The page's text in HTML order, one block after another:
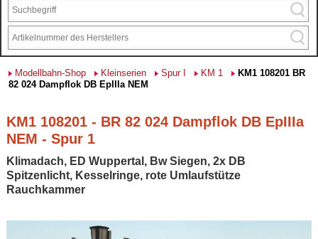
Modellbahn-Shop Kleinserien Spur I KM 1
KM1 108201 BR
82 024 Dampflok DB EpIIIa NEM
KM1 108201 - BR 82 024 Dampflok DB EpIIIa
NEM - Spur 1
Klimadach, ED Wuppertal, Bw Siegen, 2x DB
Spitzenlicht, Kesselringe, rote Umlaufstütze
Rauchkammer